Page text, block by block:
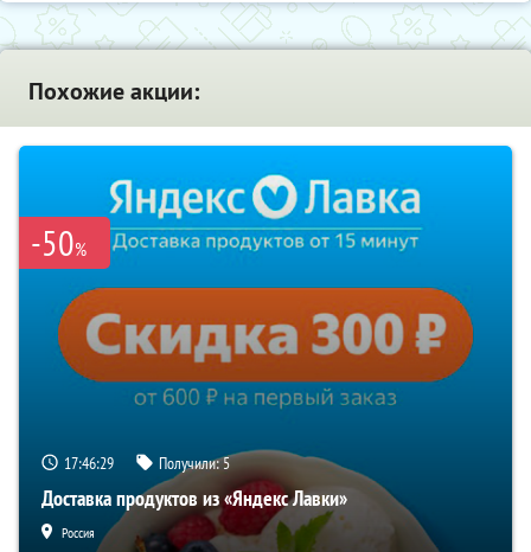
Похожие акции:
-50%
17:46:28 Получили:5
Доставка продуктов из «Яндекс Лавки»
Россия